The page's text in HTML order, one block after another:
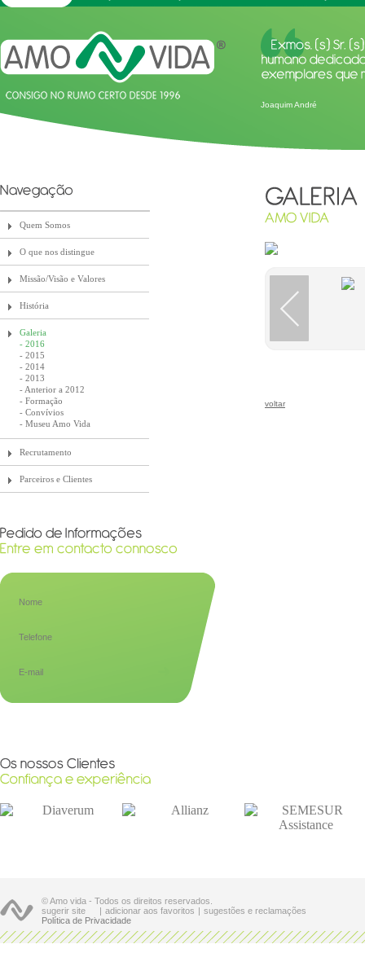
Joaquim André
Quem Somos
O que nos distingue
Missão/Visão e Valores
História
Galeria
- 2016
- 2015
- 2014
- 2013
- Anterior a 2012
- Formação
- Convívios
- Museu Amo Vida
Recrutamento
Parceiros e Clientes
voltar
© Amo vida - Todos os direitos reservados.
sugerir site
adicionar aos favoritos
sugestões e reclamações
Política de Privacidade